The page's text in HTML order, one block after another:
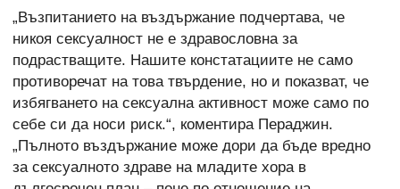
„Възпитанието на въздържание подчертава, че
никоя сексуалност не е здравословна за
подрастващите. Нашите констатациите не само
противоречат на това твърдение, но и показват, че
избягването на сексуална активност може само по
себе си да носи риск.“, коментира Пераджин.
„Пълното въздържание може дори да бъде вредно
за сексуалното здраве на младите хора в